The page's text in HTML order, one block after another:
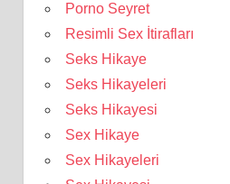
Porno Seyret
Resimli Sex İtirafları
Seks Hikaye
Seks Hikayeleri
Seks Hikayesi
Sex Hikaye
Sex Hikayeleri